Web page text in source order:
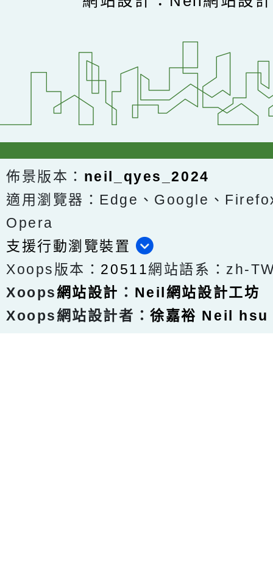
佈景版本： neil_qyes_2024
適用瀏覽器：Edge、Google、
Opera
支援行動瀏覽裝置
Xoops版本： 20511網站語系：zh-
Xoops網站設計 ： Neil網站設計工坊
Xoops網站設計者：徐嘉裕 Neil hsu